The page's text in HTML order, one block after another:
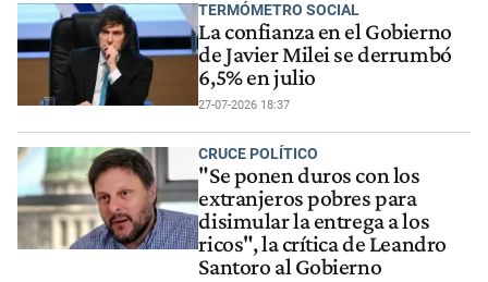
TERMÓMETRO SOCIAL
La confianza en el Gobierno
de Javier Milei se derrumbó
6,5% en julio
27-07-2026 18:37
CRUCE POLÍTICO
"Se ponen duros con los
extranjeros pobres para
disimular la entrega a los
ricos", la crítica de Leandro
Santoro al Gobierno